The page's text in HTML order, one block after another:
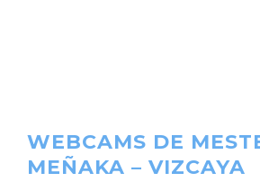
WEBCAMS DE
MEÑAKA – VIZCAYA